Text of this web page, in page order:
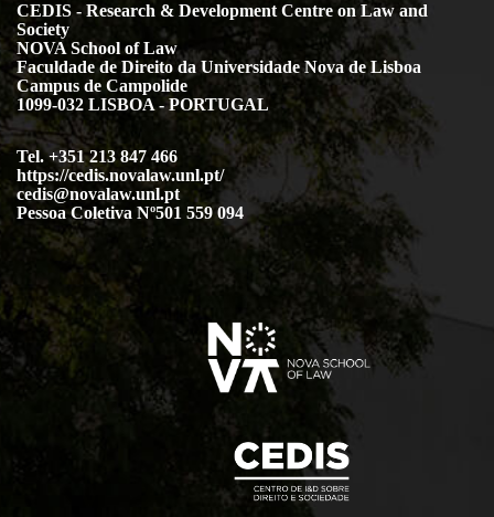
CEDIS - Research & Development Centre on Law and
Society
NOVA School of Law
Faculdade de Direito da Universidade Nova de Lisboa
Campus de Campolide
1099-032 LISBOA - PORTUGAL
Tel. +351 213 847 466
https://cedis.novalaw.unl.pt/
cedis@novalaw.unl.pt
Pessoa Coletiva Nº501 559 094